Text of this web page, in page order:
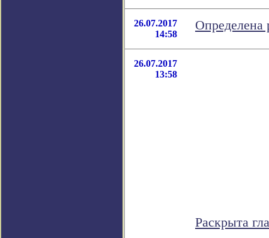
26.07.2017
14:58
Определена
26.07.2017
13:58
Раскрыта